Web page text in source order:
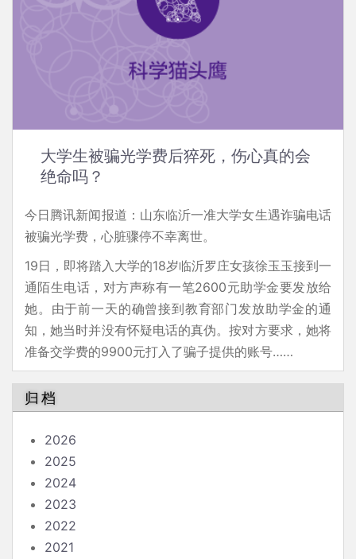
大学生被骗光学费后猝死，伤心真的会
绝命吗？
今日腾讯新闻报道：山东临沂一准大学女生遇诈骗电话
被骗光学费，心脏骤停不幸离世。
19日，即将踏入大学的18岁临沂罗庄女孩徐玉玉接到一
通陌生电话，对方声称有一笔2600元助学金要发放给
她。由于前一天的确曾接到教育部门发放助学金的通
知，她当时并没有怀疑电话的真伪。按对方要求，她将
准备交学费的9900元打入了骗子提供的账号……
归档
2026
2025
2024
2023
2022
2021